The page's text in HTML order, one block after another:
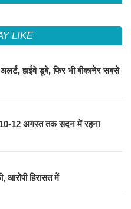
LIKE
हाईवे डूबे, फिर भी बीकानेर सबसे
10-12 अगस्त तक सदन में रहना
आरोपी हिरासत में